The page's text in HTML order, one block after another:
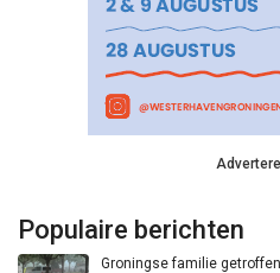
Populaire berichten
Groningse familie